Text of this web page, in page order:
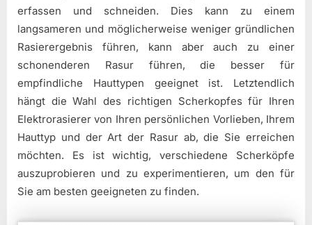
erfassen und schneiden. Dies kann zu einem
langsameren und möglicherweise weniger gründlichen
Rasierergebnis führen, kann aber auch zu einer
schonenderen Rasur führen, die besser für
empfindliche Hauttypen geeignet ist. Letztendlich
hängt die Wahl des richtigen Scherkopfes für Ihren
Elektrorasierer von Ihren persönlichen Vorlieben, Ihrem
Hauttyp und der Art der Rasur ab, die Sie erreichen
möchten. Es ist wichtig, verschiedene Scherköpfe
auszuprobieren und zu experimentieren, um den für
Sie am besten geeigneten zu finden.